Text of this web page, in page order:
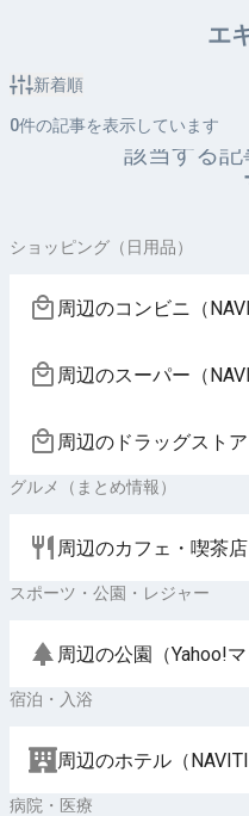
エ
新着順
0件の記事を表示しています
該当する
ショッピング（日用品）
周辺のコンビニ（
周辺のスーパー（
周辺のドラッグストア
グルメ（まとめ情報）
周辺のカフェ・喫茶店
スポーツ・公園・レジャー
周辺の公園（Yahoo!マ
宿泊・入浴
周辺のホテル（
病院・医療